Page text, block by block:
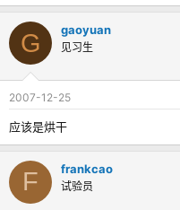
G gaoyuan
见习生
2007-12-25
应该是烘干
F frankcao
试验员